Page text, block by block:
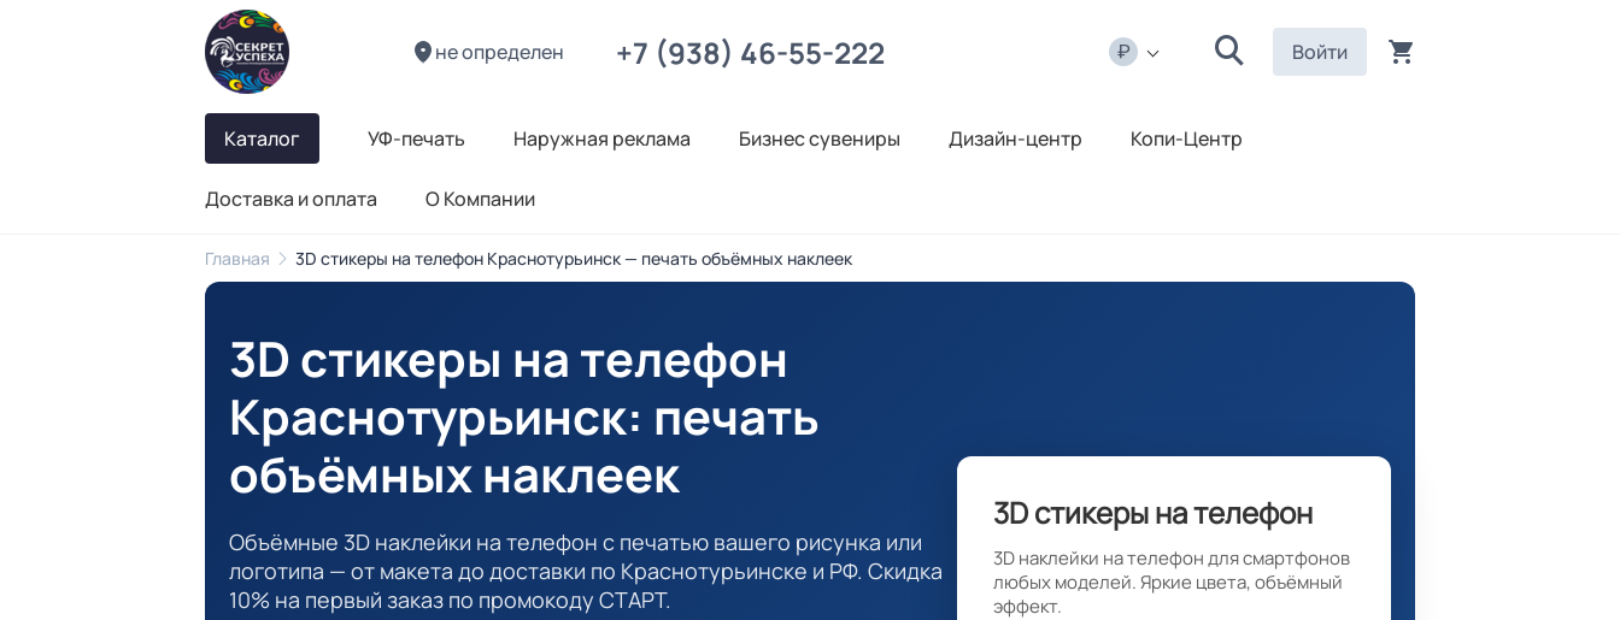
не определен +7 (938) 46-55-222 Войти
Каталог УФ-печать Наружная реклама Бизнес сувениры Дизайн-центр Копи-Центр
Доставка и оплата О Компании
Главная 3D стикеры на телефон Краснотурьинск — печать объёмных наклеек
3D стикеры на телефон
Краснотурьинск: печать
объёмных наклеек
Объёмные 3D наклейки на телефон с печатью вашего рисунка или
логотипа — от макета до доставки по Краснотурьинске и РФ. Скидка
10% на первый заказ по промокоду СТАРТ.
3D стикеры на телефон
3D наклейки на телефон для смартфонов
любых моделей. Яркие цвета, объёмный
эффект.